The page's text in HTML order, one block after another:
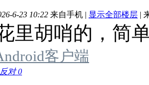
6-23 10:22 来自手机 | 显示全部楼层 |
里胡哨的，
客户端
反对0